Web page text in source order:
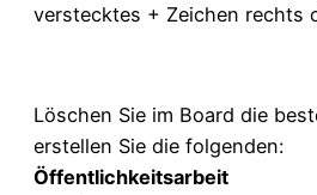
verstecktes + Zeichen rechts
Löschen Sie im Board die
erstellen Sie die folgenden:
Öffentlichkeitsarbeit